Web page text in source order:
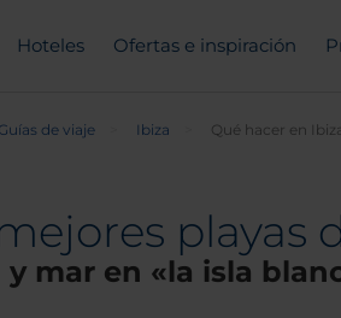
Hoteles Ofertas e inspiración
Guías de viaje Ibiza Qué hacer en
playas
y mar en «la isla